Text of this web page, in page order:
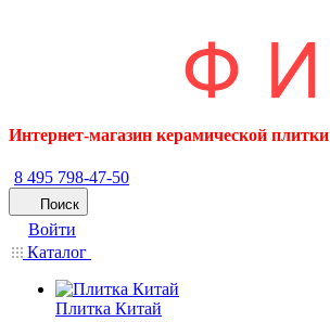
Интернет-магазин керамической плитки
8 495 798-47-50
Поиск
Войти
Каталог
Плитка Китай